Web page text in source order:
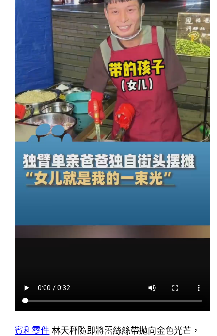
賓利零件 林天秤隨即將蕾絲絲帶拋向金色光芒，